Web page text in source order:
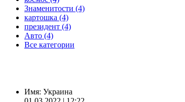
Знаменитости (4)
картошка (4)
президент (4)
Авто (4)
Все категории
Имя: Украина